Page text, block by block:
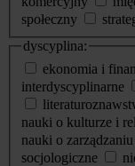
społeczny
dyscyplina:
ekonomia i
interdyscyplinarne
nauki o kulturze i
nauki o
socjologiczne